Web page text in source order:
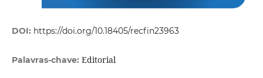
DOI: https://doi.org/10.18405/recfin23963
Palavras-chave: Editorial